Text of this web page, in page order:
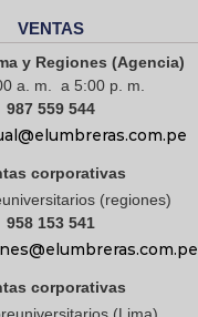
VENTAS
y Regiones (Agencia)
a. m. a 5:00 p. m.
987 559 544
corporativas
(regiones)
958 153 541
corporativas